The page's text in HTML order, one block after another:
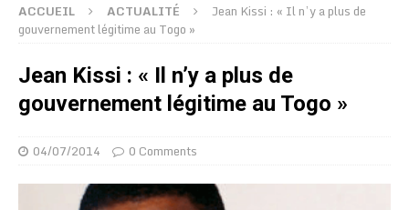
ACCUEIL ACTUALITÉ
Jean Kissi : « Il n’y a plus de
gouvernement légitime au Togo »
Jean Kissi : « Il n’y a plus de
gouvernement légitime au Togo »
04/07/2014 0 Comments